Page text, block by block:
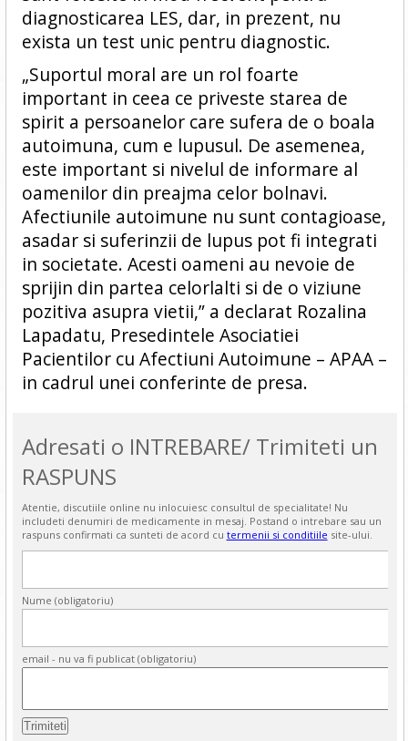
diagnosticarea LES, dar, in prezent, nu
exista un test unic pentru diagnostic.
„Suportul moral are un rol foarte
important in ceea ce priveste starea de
spirit a persoanelor care sufera de o boala
autoimuna, cum e lupusul. De asemenea,
este important si nivelul de informare al
oamenilor din preajma celor bolnavi.
Afectiunile autoimune nu sunt contagioase,
asadar si suferinzii de lupus pot fi integrati
in societate. Acesti oameni au nevoie de
sprijin din partea celorlalti si de o viziune
pozitiva asupra vietii,” a declarat Rozalina
Lapadatu, Presedintele Asociatiei
Pacientilor cu Afectiuni Autoimune – APAA –
in cadrul unei conferinte de presa.
Adresati o INTREBARE/ Trimiteti un
RASPUNS
Atentie, discutiile online nu inlocuiesc consultul de specialitate! Nu
includeti denumiri de medicamente in mesaj. Postand o intrebare sau un
raspuns confirmati ca sunteti de acord cu termenii si conditiile site-ului.
Nume (obligatoriu)
email - nu va fi publicat (obligatoriu)